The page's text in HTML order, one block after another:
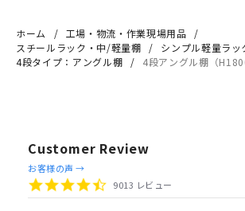
ホーム
工場・物流・作業現場用品
スチールラック・中/軽量棚
シンプル軽量ラッ
4段タイプ：アングル棚
4段アングル棚（
Customer Review
Reviews
carousel
4.4
star
9013 レビュー
お客様の声 →